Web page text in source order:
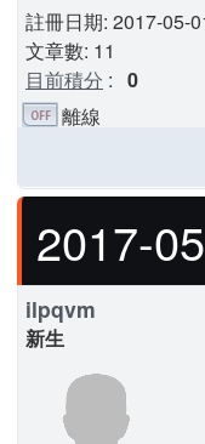
註冊日期: 2017-05-
文章數: 11
目前積分 : 0
離線
2017-
ilpqvm
新生